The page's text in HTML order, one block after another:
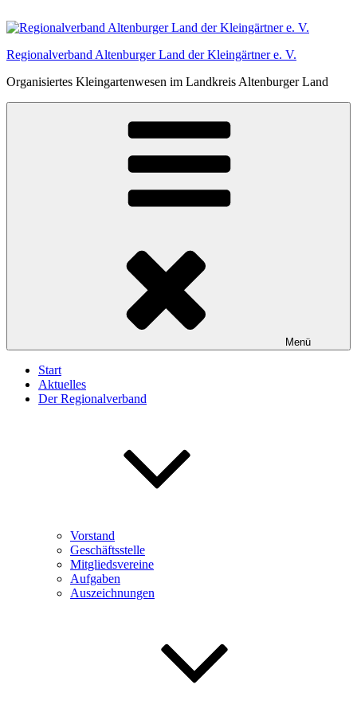
Inhalt
Regionalverband Altenburger Land der Kleingärtner e. V.
Organisiertes Kleingartenwesen im Landkreis Altenburger Land
Menü
Start
Aktuelles
Der Regionalverband
Vorstand
Geschäftsstelle
Mitgliedsvereine
Aufgaben
Auszeichnungen